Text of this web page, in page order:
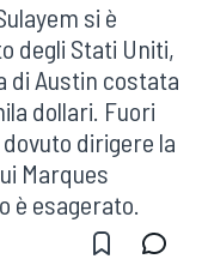
si è
degli Stati Uniti,
di Austin costata
dollari. Fuori
dirigere la
Marques
è esagerato.